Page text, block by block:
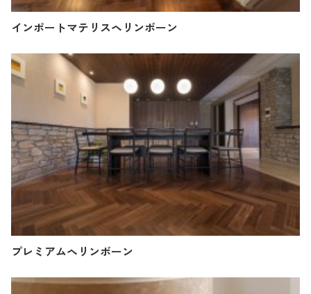
インポートマテリスヘリンボーン
プレミアムヘリンボーン